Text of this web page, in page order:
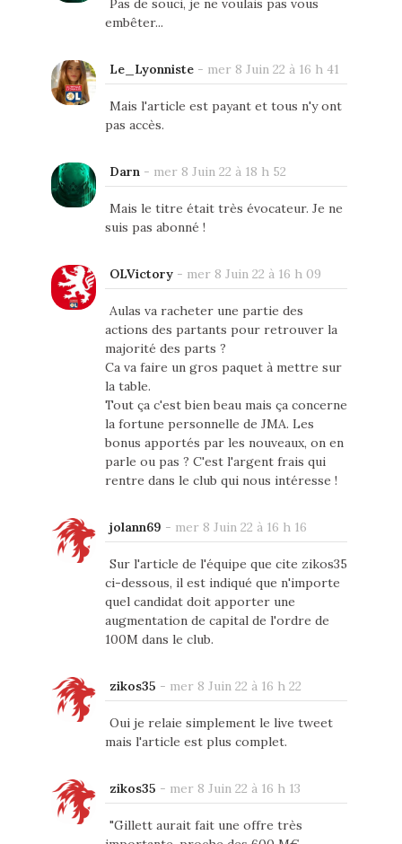
Pas de souci, je ne voulais pas vous
embêter...
Le_Lyonniste- mer 8 Juin 22 à 16 h 41
Mais l'article est payant et tous n'y ont
pas accès.
Darn- mer 8 Juin 22 à 18 h 52
Mais le titre était très évocateur. Je ne
suis pas abonné !
OLVictory- mer 8 Juin 22 à 16 h 09
Aulas va racheter une partie des
actions des partants pour retrouver la
majorité des parts ?
Ca va faire un gros paquet à mettre sur
la table.
Tout ça c'est bien beau mais ça concerne
la fortune personnelle de JMA. Les
bonus apportés par les nouveaux, on en
parle ou pas ? C'est l'argent frais qui
rentre dans le club qui nous intéresse !
jolann69 - mer 8 Juin 22 à 16 h 16
Sur l'article de l'équipe que cite zikos35
ci-dessous, il est indiqué que n'importe
quel candidat doit apporter une
augmentation de capital de l'ordre de
100M dans le club.
zikos35 - mer 8 Juin 22 à 16 h 22
Oui je relaie simplement le live tweet
mais l'article est plus complet.
zikos35 - mer 8 Juin 22 à 16 h 13
"Gillett aurait fait une offre très